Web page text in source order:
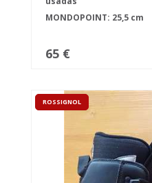
MONDOPOINT: 25,5 cm
65 €
ROSSIGNOL